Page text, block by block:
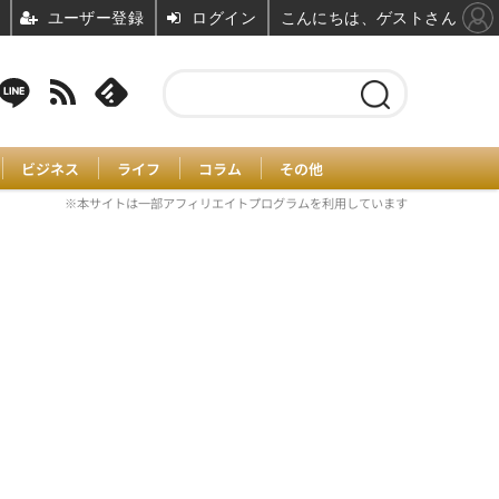
ビジネス ライフ コラム その他
※本サイトは一部アフィリエイトプログラムを利用しています
ユーザー登録 ログイン こんにちは、ゲストさん